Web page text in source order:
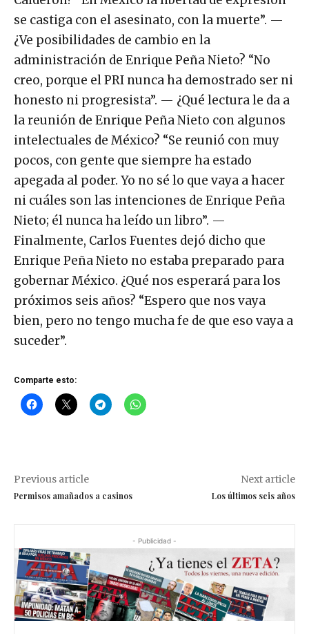
se castiga con el asesinato, con la muerte”. —
¿Ve posibilidades de cambio en la
administración de Enrique Peña Nieto? “No
creo, porque el PRI nunca ha demostrado ser ni
honesto ni progresista”. — ¿Qué lectura le da a
la reunión de Enrique Peña Nieto con algunos
intelectuales de México? “Se reunió con muy
pocos, con gente que siempre ha estado
apegada al poder. Yo no sé lo que vaya a hacer
ni cuáles son las intenciones de Enrique Peña
Nieto; él nunca ha leído un libro”. —
Finalmente, Carlos Fuentes dejó dicho que
Enrique Peña Nieto no estaba preparado para
gobernar México. ¿Qué nos esperará para los
próximos seis años? “Espero que nos vaya
bien, pero no tengo mucha fe de que eso vaya a
suceder”.
Comparte esto:
Previous article
Permisos amañados a casinos
Next article
Los últimos seis años
- Publicidad -